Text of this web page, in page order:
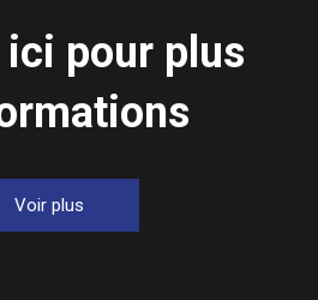
pour plus
Voir plus